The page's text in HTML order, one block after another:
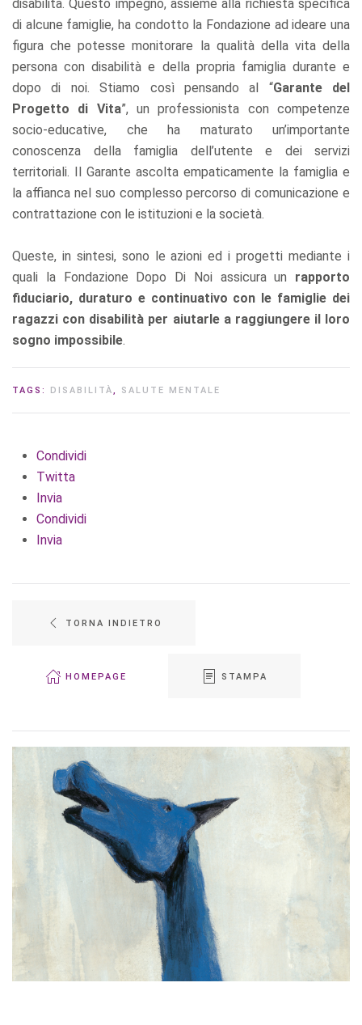
disabilità. Questo impegno, assieme alla richiesta specifica
di alcune famiglie, ha condotto la Fondazione ad ideare una
figura che potesse monitorare la qualità della vita della
persona con disabilità e della propria famiglia durante e
dopo di noi. Stiamo così pensando al “Garante del
Progetto di Vita”, un professionista con competenze
socio-educative, che ha maturato un’importante
conoscenza della famiglia dell’utente e dei servizi
territoriali. Il Garante ascolta empaticamente la famiglia e
la affianca nel suo complesso percorso di comunicazione e
contrattazione con le istituzioni e la società.
Queste, in sintesi, sono le azioni ed i progetti mediante i
quali la Fondazione Dopo Di Noi assicura un rapporto
fiduciario, duraturo e continuativo con le famiglie dei
ragazzi con disabilità per aiutarle a raggiungere il loro
sogno impossibile.
TAGS: DISABILITÀ, SALUTE MENTALE
Condividi
Twitta
Invia
Condividi
Invia
TORNA INDIETRO
HOMEPAGE STAMPA